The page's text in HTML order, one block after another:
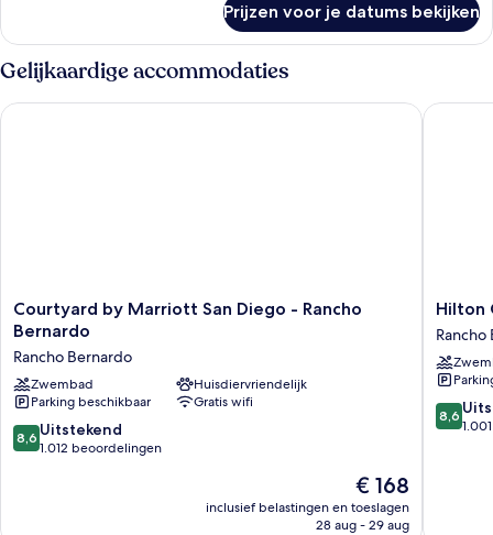
Bathtub)
laden
1
slaapkamer,
toegankelijk
voor
slechthorenden
Prijzen voor je datums bekijken
Gelijkaardige accommodaties
Courtyard
by
San
Diego
-
Rancho
Bernardo
Courtyard by Marriott San Diego - Rancho
Bernardo
Rancho Bernardo
Zwembad
Huisdiervriendelijk
Parking beschikbaar
Gratis wifi
8.6
van
8,6 Uitstekend
1.012 beoordelingen
De
prijs
is
€ 168
inclusief belastingen en toeslagen
28 aug - 29 aug
Courtyard by Marriott San Diego - Rancho Bernardo
Hilton
Garden
Inn
San
Diego
-
Rancho
Hilton
Rancho
8.6
van
8,6
Hilton